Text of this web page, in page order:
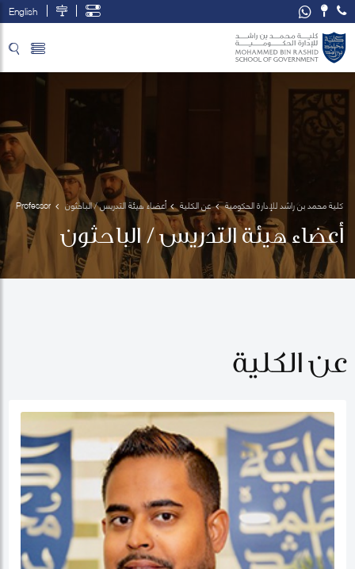
English
كلية محمد بن راشد للإدارة الحكومية عن الكلية أعضاء هيئة التدريس / الباحثون
Professor
Immanuel
Moonesar
أعضاء هيئة التدريس / الباحثون
عن الكلية